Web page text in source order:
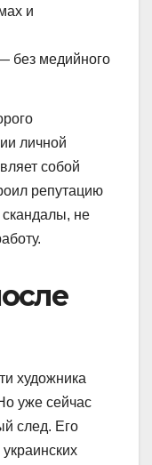
и
без медийного
личной
собой
репутацию
не
художника
уже сейчас
след. Его